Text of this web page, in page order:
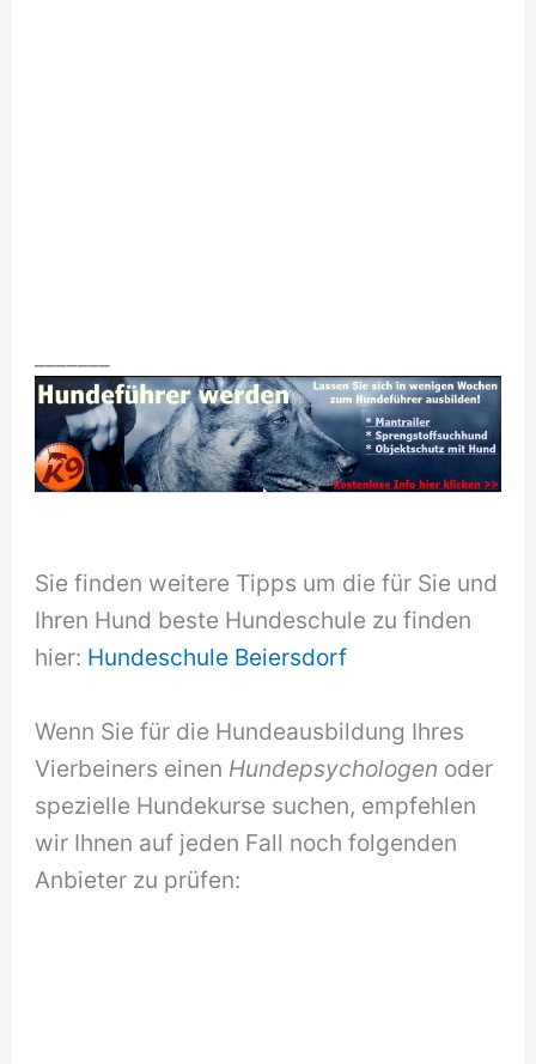
Sie finden weitere Tipps um die für Sie und
Ihren Hund beste Hundeschule zu finden
hier: Hundeschule Beiersdorf
Wenn Sie für die Hundeausbildung Ihres
Vierbeiners einen Hundepsychologen oder
spezielle Hundekurse suchen, empfehlen
wir Ihnen auf jeden Fall noch folgenden
Anbieter zu prüfen: